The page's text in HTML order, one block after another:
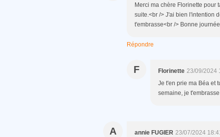
Merci ma chère Florinette pour
suite.<br /> J'ai bien l'intention
t'embrasse<br /> Bonne journée
Répondre
F Florinette 23/09/2024
Je t'en prie ma Béa et
semaine, je t'embrasse
A annie FUGIER 23/07/2024